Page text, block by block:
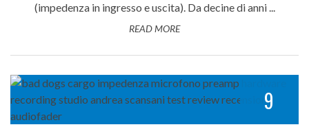
(impedenza in ingresso e uscita). Da decine di anni ...
READ MORE
9